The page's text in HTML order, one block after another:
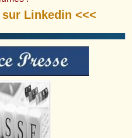
Linkedin <<<